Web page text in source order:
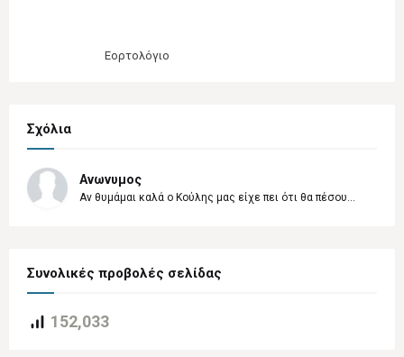
Εορτολόγιο
Σχόλια
Ανωνυμος
Αν θυμάμαι καλά ο Κούλης μας είχε πει ότι θα πέσου...
Συνολικές προβολές σελίδας
152,033